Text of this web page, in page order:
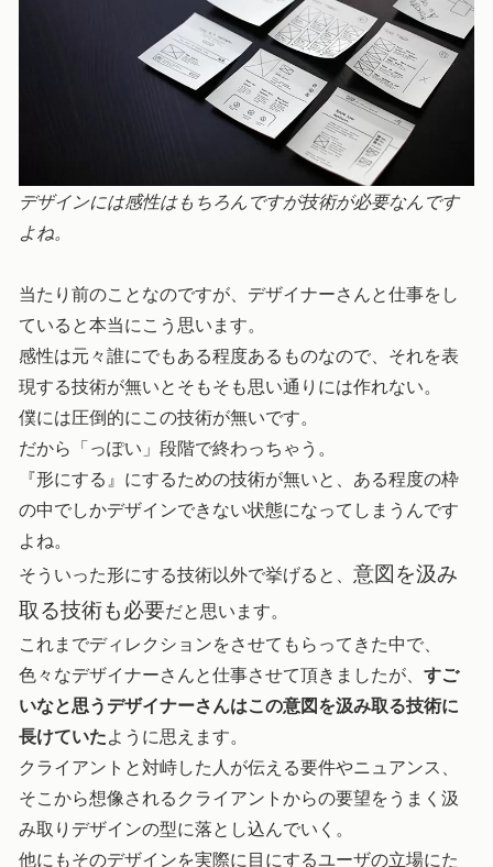
デザインには感性はもちろんですが技術が必要なんです
よね。
当たり前のことなのですが、デザイナーさんと仕事をし
ていると本当にこう思います。
感性は元々誰にでもある程度あるものなので、それを表
現する技術が無いとそもそも思い通りには作れない。
僕には圧倒的にこの技術が無いです。
だから「っぽい」段階で終わっちゃう。
『形にする』にするための技術が無いと、ある程度の枠
の中でしかデザインできない状態になってしまうんです
よね。
そういった形にする技術以外で挙げると、 意図を汲み
取る技術も必要だと思います。
これまでディレクションをさせてもらってきた中で、
色々なデザイナーさんと仕事させて頂きましたが、 すご
いなと思うデザイナーさんはこの意図を汲み取る技術に
長けていたように思えます。
クライアントと対峙した人が伝える要件やニュアンス、
そこから想像されるクライアントからの要望をうまく汲
み取りデザインの型に落とし込んでいく。
他にもそのデザインを実際に目にするユーザの立場にた